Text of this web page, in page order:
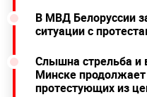
В МВД Белоруссии
ситуации с
Слышна стрельба
Минске продолжает
протестующих из